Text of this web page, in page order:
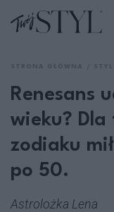
Renesans
wieku?
zodiaku
po 50.
Astrolożka Lena